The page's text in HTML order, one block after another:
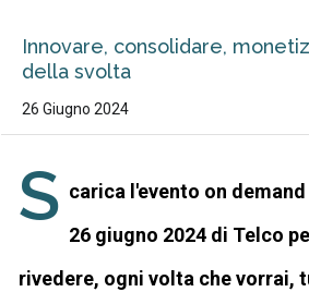
Innovare, consolidare,
della svolta
26 Giugno 2024
S carica l'evento on
26 giugno 2024 di Telco
rivedere, ogni volta che vorrai,